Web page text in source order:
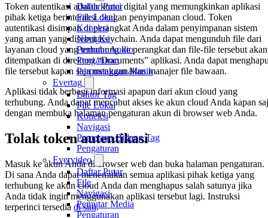
Daftar Putar
File Lokal
Koneksi
Navigasi
Pemutar Audio
Pengaturan
Perpustakaan Musik
Evertag
Editor Tag
File Lokal
Koneksi
Navigasi
Pemetaan Bidang Tag
Pengaturan
Evervideo
Daftar Putar
File
Navigasi
Pemutar Media
Pengaturan
Token autentikasi adalah kunci digital yang memungkinkan aplikasi
pihak ketiga berinteraksi dengan penyimpanan cloud. Token
autentikasi disimpan di perangkat Anda dalam penyimpanan sistem
yang aman yang disebut Keychain. Anda dapat mengunduh file dari
layanan cloud yang terhubung ke perangkat dan file-file tersebut akan
ditempatkan di direktori “Documents” aplikasi. Anda dapat
file tersebut kapan saja menggunakan manajer file bawaan.
Aplikasi tidak berbagi informasi apapun dari akun cloud yang
terhubung. Anda dapat mencabut akses ke akun cloud Anda kapan
dengan membuka halaman pengaturan akun di browser web Anda.
Tolak token autentikasi
Masuk ke akun Anda di browser web dan buka halaman pengaturan.
Di sana Anda dapat menemukan semua aplikasi pihak ketiga yang
terhubung ke akun cloud Anda dan menghapus salah satunya jika
Anda tidak ingin menggunakan aplikasi tersebut lagi. Instruksi
terperinci tersedia di sini.